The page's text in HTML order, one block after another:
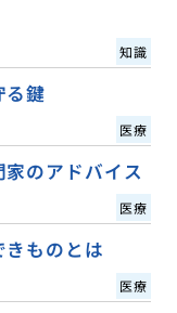
知識
る鍵
医療
のアドバイス
医療
ものとは
医療